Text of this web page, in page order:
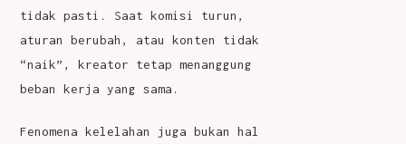
tidak pasti. Saat komisi turun,
aturan berubah, atau konten tidak
“naik”, kreator tetap menanggung
beban kerja yang sama.
Fenomena kelelahan juga bukan hal